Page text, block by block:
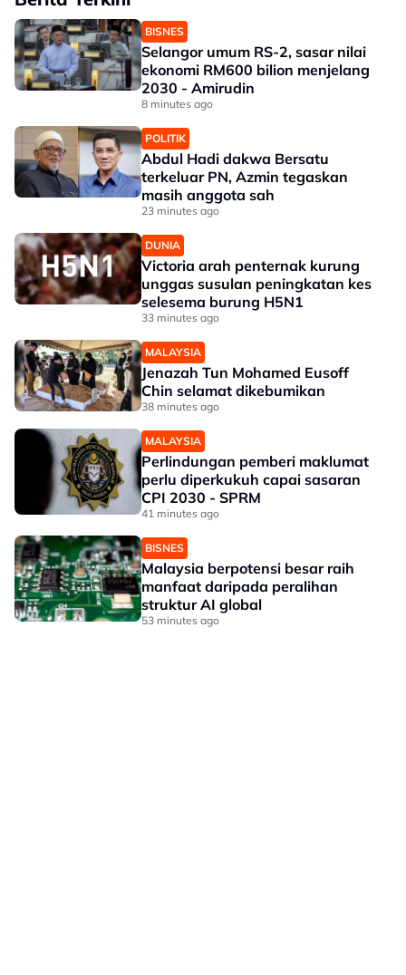
BISNES
Selangor umum RS-2, sasar nilai
ekonomi RM600 bilion menjelang
2030 - Amirudin
8 minutes ago
POLITIK
Abdul Hadi dakwa Bersatu
terkeluar PN, Azmin tegaskan
masih anggota sah
23 minutes ago
DUNIA
Victoria arah penternak kurung
unggas susulan peningkatan kes
selesema burung H5N1
33 minutes ago
MALAYSIA
Jenazah Tun Mohamed Eusoff
Chin selamat dikebumikan
38 minutes ago
MALAYSIA
Perlindungan pemberi maklumat
perlu diperkukuh capai sasaran
CPI 2030 - SPRM
41 minutes ago
BISNES
Malaysia berpotensi besar raih
manfaat daripada peralihan
struktur AI global
53 minutes ago